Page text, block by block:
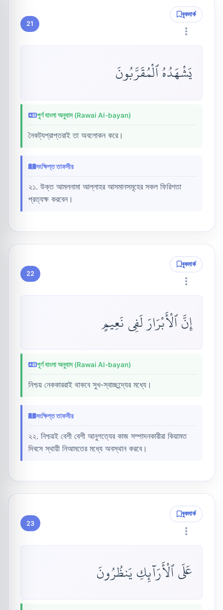
21
বুকমার্ক
يَشْهَدُهُ ٱلْمُقَرَّبُونَ
পূর্ণ বাংলা অনুবাদ (Rawai Al-bayan)
নৈকট্যপ্রাপ্তরাই তা অবলোকন করে।
সংক্ষিপ্ত তাফসীর
২১. উক্ত আমলনামা আল্লাহর আসমানসমূহের সকল ফিরিশতা
প্রত্যক্ষ করবেন।
22
বুকমার্ক
إِنَّ ٱلْأَبْرَارَ لَفِى نَعِيمٍ
পূর্ণ বাংলা অনুবাদ (Rawai Al-bayan)
নিশ্চয় নেককাররাই থাকবে সুখ-স্বাচ্ছন্দ্যের মধ্যে।
সংক্ষিপ্ত তাফসীর
২২. নিশ্চয়ই বেশী বেশী আনুগত্যের কাজ সম্পাদনকারীরা কিয়ামত
দিবসে স্থায়ী নিআমতের মধ্যে অবস্থান করবে।
23
বুকমার্ক
عَلَى ٱلْأَرَآئِكِ يَنظُرُونَ